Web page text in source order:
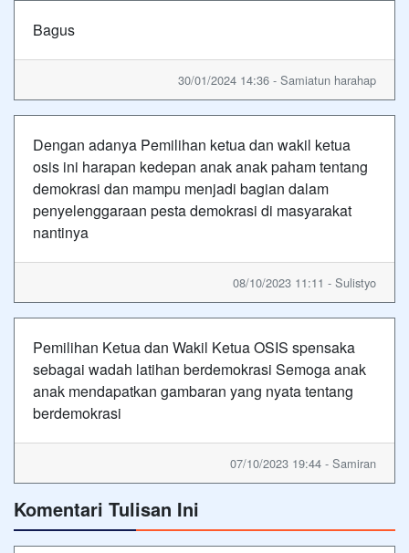
Bagus
30/01/2024 14:36 - Samiatun harahap
Dengan adanya Pemilihan ketua dan wakil ketua
osis ini harapan kedepan anak anak paham tentang
demokrasi dan mampu menjadi bagian dalam
penyelenggaraan pesta demokrasi di masyarakat
nantinya
08/10/2023 11:11 - Sulistyo
Pemilihan Ketua dan Wakil Ketua OSIS spensaka
sebagai wadah latihan berdemokrasi Semoga anak
anak mendapatkan gambaran yang nyata tentang
berdemokrasi
07/10/2023 19:44 - Samiran
Komentari Tulisan Ini